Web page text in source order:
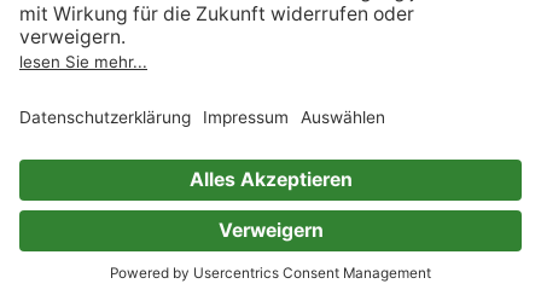
Das geheime Buch der Flora Lea
Patti Callahan Henry
4 Bewertungen